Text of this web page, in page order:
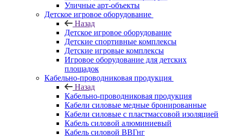
Уличные арт-объекты
Детское игровое оборудование
Назад
Детское игровое оборудование
Детские спортивные комплексы
Детские игровые комплексы
Игровое оборудование для детских
площадок
Кабельно-проводниковая продукция
Назад
Кабельно-проводниковая продукция
Кабели силовые медные бронированные
Кабели силовые с пластмассовой изоляцией
Кабель силовой алюминиевый
Кабель силовой ВВГнг